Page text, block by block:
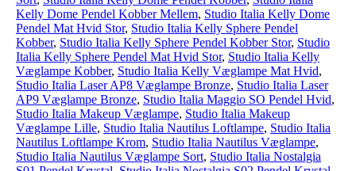
Kelly Dome Pendel Kobber Mellem, Studio Italia Kelly Dome
Pendel Mat Hvid Stor, Studio Italia Kelly Sphere Pendel
Kobber, Studio Italia Kelly Sphere Pendel Kobber Stor, Studio
Italia Kelly Sphere Pendel Mat Hvid Stor, Studio Italia Kelly
Væglampe Kobber, Studio Italia Kelly Væglampe Mat Hvid,
Studio Italia Laser AP8 Væglampe Bronze, Studio Italia Laser
AP9 Væglampe Bronze, Studio Italia Maggio SO Pendel Hvid,
Studio Italia Makeup Væglampe, Studio Italia Makeup
Væglampe Lille, Studio Italia Nautilus Loftlampe, Studio Italia
Nautilus Loftlampe Krom, Studio Italia Nautilus Væglampe,
Studio Italia Nautilus Væglampe Sort, Studio Italia Nostalgia